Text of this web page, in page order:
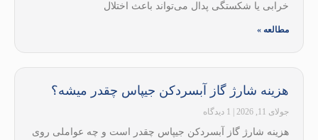
خرابی یا شکستگی پدال می‌تواند باعث اختلال
مطالعه »
هزینه شارژ گاز آبسردکن جیپاس چقدر میشه؟
جولای 11, 2026
هزینه شارژ گاز آبسردکن جیپاس چقدر است و چه عواملی روی